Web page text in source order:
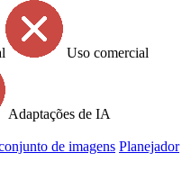
Uso comercial
Adaptações de IA
de imagens Planejador